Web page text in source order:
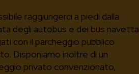
raggiungerci a piedi dalla
degli autobus e dei bus navetta
con il parcheggio pubblico
Disponiamo inoltre di un
privato convenzionato,